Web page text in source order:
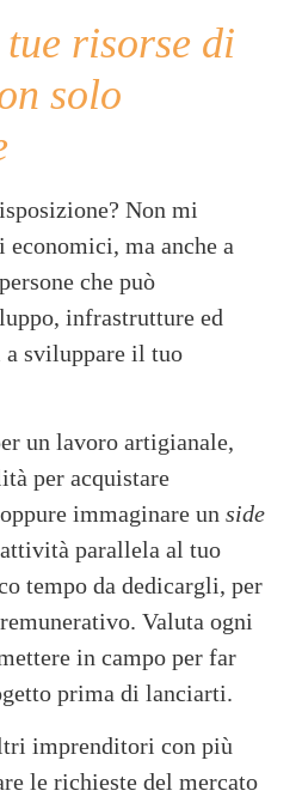
risorse di
solo
Non mi
ma anche a
che può
infrastrutture ed
a sviluppare il tuo
un lavoro artigianale,
per acquistare
immaginare un side
attività parallela al tuo
tempo da dedicargli, per
Valuta ogni
in campo per far
prima di lanciarti.
imprenditori con più
le richieste del mercato